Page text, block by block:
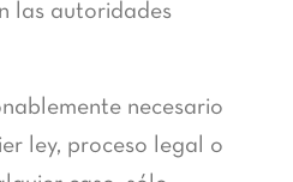
las autoridades
necesario
ley, proceso legal o